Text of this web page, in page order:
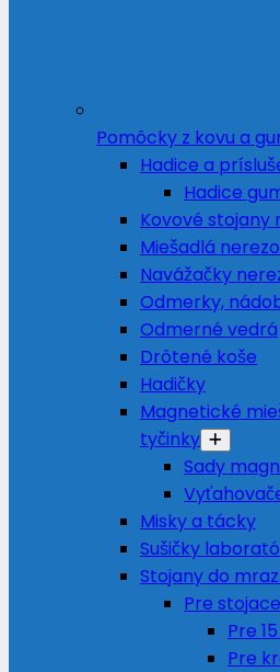
Pomôcky z kovu a
Hadice a
Hadice
Kovové stojany
Miešadlá
Navážačky
Odmerky,
Odmerné vedrá
Drôtené koše
Hadičky
Magnetické
tyčinky
Sady
Misky a tácky
Sušičky
Stojany do
Pre
Pre
Pre